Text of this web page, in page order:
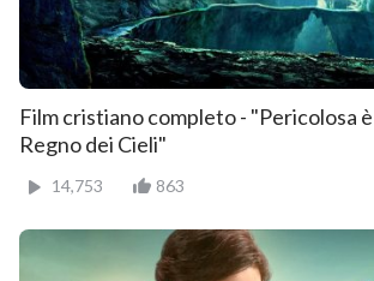
Film cristiano completo - "Pericolosa è la strada per il
Regno dei Cieli"
14,753 863